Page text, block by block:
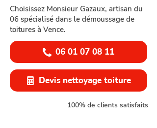
Choisissez Monsieur Gazaux, artisan du
06 spécialisé dans le démoussage de
toitures à Vence.
06 01 07 08 11
Devis nettoyage toiture
100% de clients satisfaits